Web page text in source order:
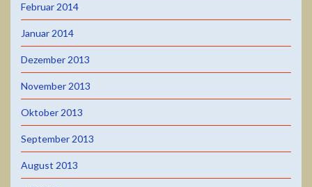
Februar 2014
Januar 2014
Dezember 2013
November 2013
Oktober 2013
September 2013
August 2013